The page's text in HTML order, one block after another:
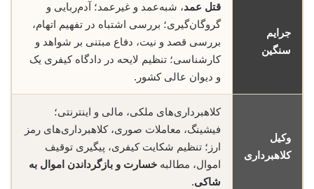
جرایم
سنگین
قتل عمد، شبه‌عمد و غیرعمد؛ آدم‌ربایی و
گروگان‌گیری؛ بررسی اشتباه در تفهیم اتهام،
بررسی قصد و نیت، دفاع مبتنی بر شواهد و
کارشناسی؛ تنظیم لایحه در دادگاه کیفری یک
و دیوان عالی کشور.
وکیل
کلاهبرداری
کلاهبرداری‌های ملکی، مالی و اینترنتی؛
فیشینگ، معاملات صوری، کلاهبرداری‌های رمز
ارز؛ تنظیم شکایت کیفری، پیگیری توقیف
اموال، مطالبه خسارت و بازگرداندن اموال به
شاکی.